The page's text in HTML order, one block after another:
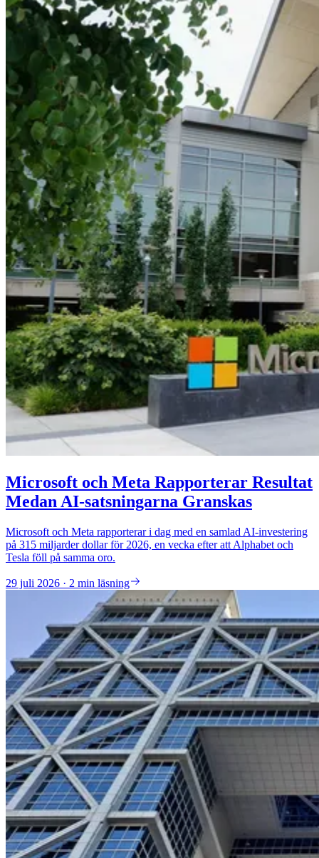
Microsoft och Meta Rapporterar Resultat
Medan AI-satsningarna Granskas
Microsoft och Meta rapporterar i dag med en samlad AI-investering
på 315 miljarder dollar för 2026, en vecka efter att Alphabet och
Tesla föll på samma oro.
29 juli 2026 · 2 min läsning